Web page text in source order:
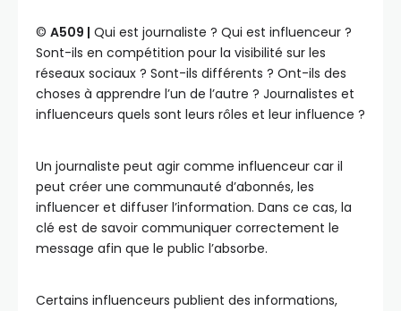
©️ A509 | Qui est journaliste ? Qui est influenceur ?
Sont-ils en compétition pour la visibilité sur les
réseaux sociaux ? Sont-ils différents ? Ont-ils des
choses à apprendre l’un de l’autre ? Journalistes et
influenceurs quels sont leurs rôles et leur influence ?
Un journaliste peut agir comme influenceur car il
peut créer une communauté d’abonnés, les
influencer et diffuser l’information. Dans ce cas, la
clé est de savoir communiquer correctement le
message afin que le public l’absorbe.
Certains influenceurs publient des informations,